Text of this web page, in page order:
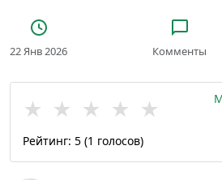
22 Янв 2026 Комменты
★ ★ ★ ★ ★
Рейтинг: 5 (1 голосов)